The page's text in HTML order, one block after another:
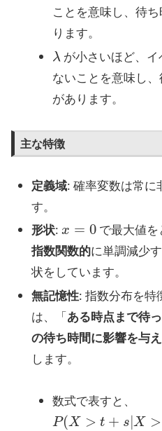
ことを意味し、待
ります。
λ
が小さいほど、
ないことを意味し
があります。
主な特徴
定義域: 確率変数は常に
す。
形状:
で最大値を
指数関数的に単調減少
状をしています。
無記憶性: 指数分布を特
は、「ある時点まで待
の待ち時間に影響を与
します。
数式で表すと、
P(X>t +s | X>t )=P